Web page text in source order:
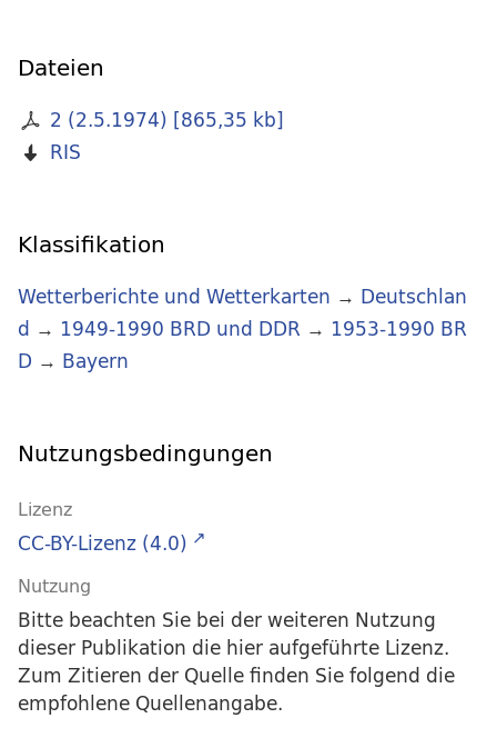
Dateien
2 (2.5.1974) [865,35 kb]
RIS
Klassifikation
Wetterberichte und Wetterkarten → Deutschlan
d → 1949-1990 BRD und DDR → 1953-1990 BR
D → Bayern
Nutzungsbedingungen
Lizenz
CC-BY-Lizenz (4.0)
Nutzung
Bitte beachten Sie bei der weiteren Nutzung
dieser Publikation die hier aufgeführte Lizenz.
Zum Zitieren der Quelle finden Sie folgend die
empfohlene Quellenangabe.